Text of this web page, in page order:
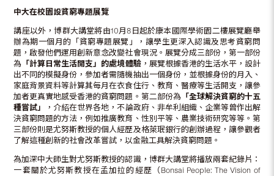
中大在校園設貧窮專題展覽
講座以外，博群大講堂將由10月8日起於康本國際學術園二樓展覽廳舉
辦為期一個月的「貧窮專題展覽」，讓學生更深入認識及思考貧窮問
題，啟發他們運用創新意念改變社會現況。展覽分成三部份，第一部份
為 「計算日常生活開支」的處境體驗，展覽根據香港的生活水平，設計
出不同的模擬身份，參加者需隨機抽出一個身份，並根據身份的月入、
家庭背景資料等計算其每月在衣食住行、教育、醫療等生活開支，讓參
加者更真實地感受香港的貧窮問題。第二部份為「全球解決貧窮的十五
種嘗試」
，介紹在世界各地，不論政府、非牟利組織、企業等曾作出解
決貧窮問題的方法，例如推廣教育、性別平等、農業技術研究等等。第
三部份則是尤努斯教授的個人經歷及格萊珉銀行的創辦過程，讓參觀者
了解這種創新的社會改革嘗試，以金融工具解決貧窮問題。
為加深中大師生對尤努斯教授的認識，博群大講堂將播放兩套紀錄片：
一套關於尤努斯教授在孟加拉的經歷（Bonsai People: The Vision of